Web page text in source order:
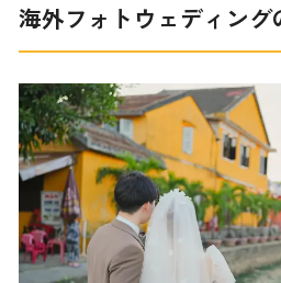
海外フォトウェディング